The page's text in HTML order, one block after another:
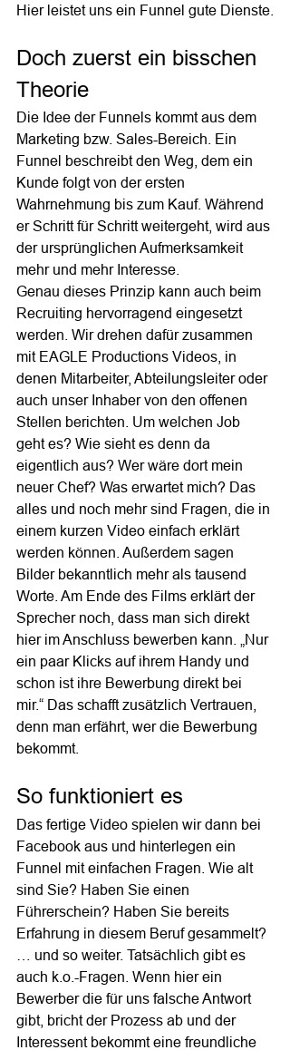
Hier leistet uns ein Funnel gute Dienste.
Doch zuerst ein bisschen
Theorie
Die Idee der Funnels kommt aus dem
Marketing bzw. Sales-Bereich. Ein
Funnel beschreibt den Weg, dem ein
Kunde folgt von der ersten
Wahrnehmung bis zum Kauf. Während
er Schritt für Schritt weitergeht, wird aus
der ursprünglichen Aufmerksamkeit
mehr und mehr Interesse.
Genau dieses Prinzip kann auch beim
Recruiting hervorragend eingesetzt
werden. Wir drehen dafür zusammen
mit EAGLE Productions Videos, in
denen Mitarbeiter, Abteilungsleiter oder
auch unser Inhaber von den offenen
Stellen berichten. Um welchen Job
geht es? Wie sieht es denn da
eigentlich aus? Wer wäre dort mein
neuer Chef? Was erwartet mich? Das
alles und noch mehr sind Fragen, die in
einem kurzen Video einfach erklärt
werden können. Außerdem sagen
Bilder bekanntlich mehr als tausend
Worte. Am Ende des Films erklärt der
Sprecher noch, dass man sich direkt
hier im Anschluss bewerben kann. „Nur
ein paar Klicks auf ihrem Handy und
schon ist ihre Bewerbung direkt bei
mir.“ Das schafft zusätzlich Vertrauen,
denn man erfährt, wer die Bewerbung
bekommt.
So funktioniert es
Das fertige Video spielen wir dann bei
Facebook aus und hinterlegen ein
Funnel mit einfachen Fragen. Wie alt
sind Sie? Haben Sie einen
Führerschein? Haben Sie bereits
Erfahrung in diesem Beruf gesammelt?
… und so weiter. Tatsächlich gibt es
auch k.o.-Fragen. Wenn hier ein
Bewerber die für uns falsche Antwort
gibt, bricht der Prozess ab und der
Interessent bekommt eine freundliche